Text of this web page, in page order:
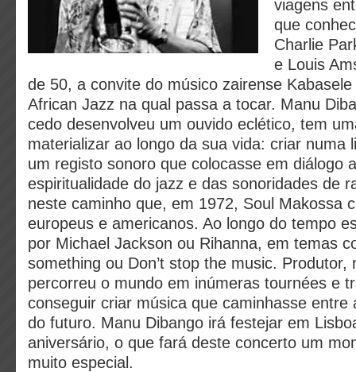
viagens
que
Charlie
e Louis
de 50, a convite do músico zairense
African Jazz na qual passa a tocar. Manu
cedo desenvolveu um ouvido eclético, tem
materializar ao longo da sua vida: criar numa
um registo sonoro que colocasse em diálogo
espiritualidade do jazz e das sonoridades de
neste caminho que, em 1972, Soul Makossa
europeus e americanos. Ao longo do tempo
por Michael Jackson ou Rihanna, em temas
something ou Don’t stop the music. Produtor,
percorreu o mundo em inúmeras tournées e
conseguir criar música que caminhasse entre
do futuro. Manu Dibango irá festejar em
aniversário, o que fará deste concerto um
muito especial.